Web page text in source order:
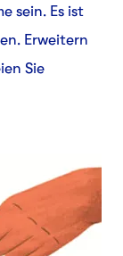
sein. Es ist
Erweitern
Sie